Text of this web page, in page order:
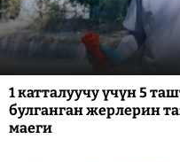
1 катталуучу үчүн 5
булганган жерлерин
маеги